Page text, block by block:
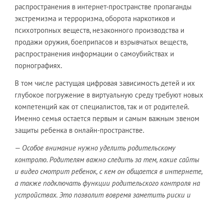
распространения в интернет-пространстве пропаганды
экстремизма и терроризма, оборота наркотиков и
психотропных веществ, незаконного производства и
продажи оружия, боеприпасов и взрывчатых веществ,
распространения информации о самоубийствах и
порнографиях.
В том числе растущая цифровая зависимость детей и их
глубокое погружение в виртуальную среду требуют новых
компетенций как от специалистов, так и от родителей.
Именно семья остается первым и самым важным звеном
защиты ребенка в онлайн-пространстве.
— Особое внимание нужно уделить родительскому
контролю. Родителям важно следить за тем, какие сайты
и видео смотрит ребенок, с кем он общается в интернете,
а также подключать функции родительского контроля на
устройствах. Это позволит вовремя заметить риски и